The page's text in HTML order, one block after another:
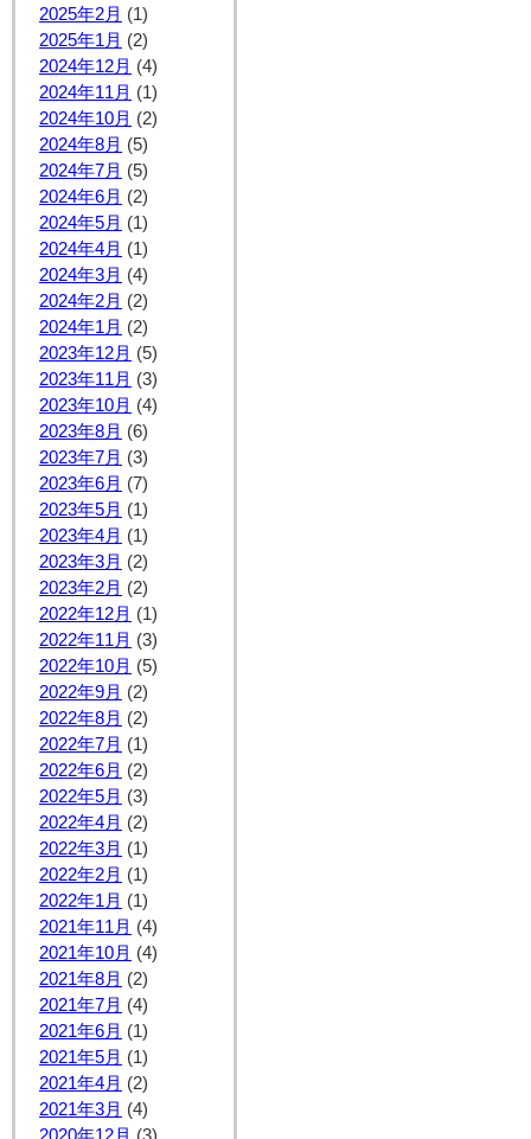
2025年2月 (1)
2025年1月 (2)
2024年12月 (4)
2024年11月 (1)
2024年10月 (2)
2024年8月 (5)
2024年7月 (5)
2024年6月 (2)
2024年5月 (1)
2024年4月 (1)
2024年3月 (4)
2024年2月 (2)
2024年1月 (2)
2023年12月 (5)
2023年11月 (3)
2023年10月 (4)
2023年8月 (6)
2023年7月 (3)
2023年6月 (7)
2023年5月 (1)
2023年4月 (1)
2023年3月 (2)
2023年2月 (2)
2022年12月 (1)
2022年11月 (3)
2022年10月 (5)
2022年9月 (2)
2022年8月 (2)
2022年7月 (1)
2022年6月 (2)
2022年5月 (3)
2022年4月 (2)
2022年3月 (1)
2022年2月 (1)
2022年1月 (1)
2021年11月 (4)
2021年10月 (4)
2021年8月 (2)
2021年7月 (4)
2021年6月 (1)
2021年5月 (1)
2021年4月 (2)
2021年3月 (4)